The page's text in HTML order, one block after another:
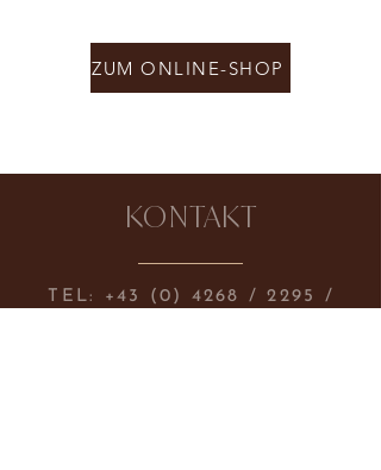
ZUM ONLINE-SHOP
KONTAKT
TEL: +43 (0) 4268
/ 2295 /